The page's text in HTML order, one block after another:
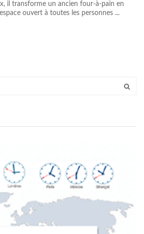
il transforme un ancien four-à-pain en
ouvert à toutes les personnes ...